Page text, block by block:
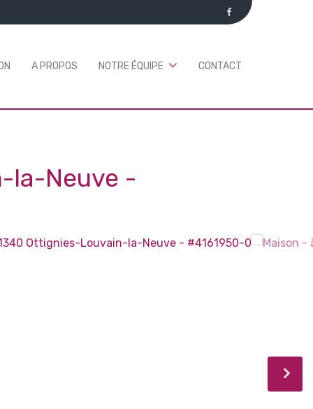
A PROPOS NOTRE ÉQUIPE CONTACT
la-Neuve -